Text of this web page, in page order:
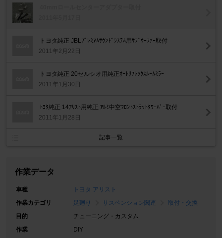
トヨタ純正 JBLﾌﾟﾚﾐｱﾑｻｳﾝﾄﾞｼｽﾃﾑ用ｻﾌﾞｳｰﾌｧｰ取付
2011年2月22日
トヨタ純正 20セルシオ用純正ｵｰﾄﾘﾌﾚｯｸｽﾙｰﾑﾐﾗｰ
2011年1月30日
ﾄﾖﾀ純正 14ｱﾘｽﾄ用純正 ｱﾙﾐ中空ﾌﾛﾝﾄｽﾄﾗｯﾄﾀﾜｰﾊﾞｰ取付
2011年1月28日
記事一覧
作業データ
車種
トヨタ アリスト
作業カテゴリ
足廻り サスペンション関連
取付・交換
目的
チューニング・カスタム
作業
DIY